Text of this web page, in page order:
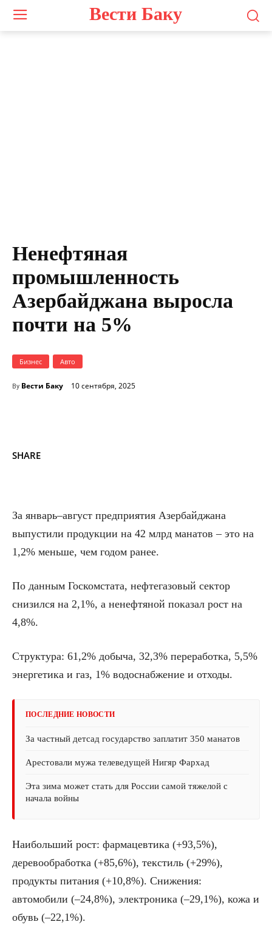
Вести Баку
Ненефтяная
промышленность
Азербайджана выросла
почти на 5%
Бизнес Авто
By Вести Баку 10 сентября, 2025
SHARE
За январь–август предприятия Азербайджана
выпустили продукции на 42 млрд манатов – это на
1,2% меньше, чем годом ранее.
По данным Госкомстата, нефтегазовый сектор
снизился на 2,1%, а ненефтяной показал рост на
4,8%.
Структура: 61,2% добыча, 32,3% переработка, 5,5%
энергетика и газ, 1% водоснабжение и отходы.
ПОСЛЕДНИЕ НОВОСТИ
За частный детсад государство заплатит 350 манатов
Арестовали мужа телеведущей Нигяр Фархад
Эта зима может стать для России самой тяжелой с
начала войны
Наибольший рост: фармацевтика (+93,5%),
деревообработка (+85,6%), текстиль (+29%),
продукты питания (+10,8%). Снижения:
автомобили (–24,8%), электроника (–29,1%), кожа и
обувь (–22,1%).